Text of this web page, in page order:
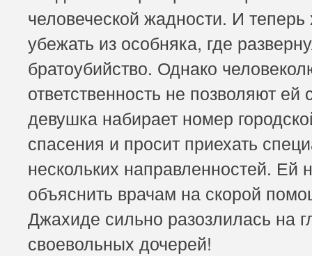
человеческой жадности. И теперь
убежать из особняка, где
братоубийство. Однако
ответственность не позволяют ей
девушка набирает номер
спасения и просит приехать
нескольких направленностей. Ей
объяснить врачам на скорой
Джахиде сильно разозлилась на
своевольных дочерей!